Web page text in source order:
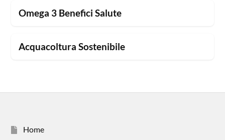
Omega 3 Benefici Salute
Acquacoltura Sostenibile
Home